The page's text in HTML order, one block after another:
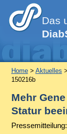
Das
Home> Aktuelles >
150216b
Mehr
Statur
Pressemitteilung: